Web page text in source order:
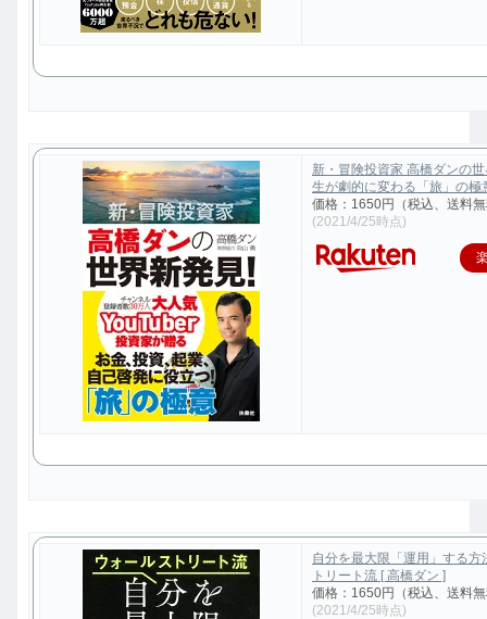
新・冒険投資家 高橋ダンの
生が劇的に変わる「旅」の極
価格：1650円（税込、送料
(2021/4/25時点)
自分を最大限「運用」する方
トリート流 [ 高橋ダン ]
価格：1650円（税込、送料
(2021/4/25時点)